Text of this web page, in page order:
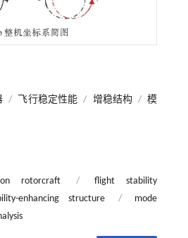
/ 飞行稳定性能 / 增稳结构 / 模
rotorcraft /
flight stability
enhancing structure /
mode